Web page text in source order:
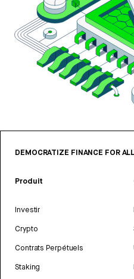
DEMOCRATIZE FINANCE FOR
Produit
Investir
Crypto
Contrats Perpétuels
Staking